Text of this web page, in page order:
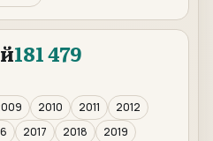
181 479
2010 2011
2012
2017 2018
2019